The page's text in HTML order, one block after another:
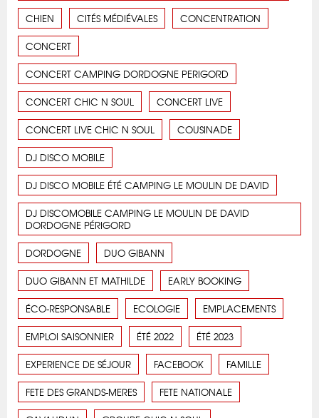
CHIEN CITÉS MÉDIÉVALES CONCENTRATION
CONCERT
CONCERT CAMPING DORDOGNE PERIGORD
CONCERT CHIC N SOUL CONCERT LIVE
CONCERT LIVE CHIC N SOUL COUSINADE
DJ DISCO MOBILE
DJ DISCO MOBILE ÉTÉ CAMPING LE MOULIN DE DAVID
DJ DISCOMOBILE CAMPING LE MOULIN DE DAVID
DORDOGNE PÉRIGORD
DORDOGNE DUO GIBANN
DUO GIBANN ET MATHILDE EARLY BOOKING
ÉCO-RESPONSABLE ECOLOGIE EMPLACEMENTS
EMPLOI SAISONNIER ÉTÉ 2022 ÉTÉ 2023
EXPERIENCE DE SÉJOUR FACEBOOK FAMILLE
FETE DES GRANDS-MERES FETE NATIONALE